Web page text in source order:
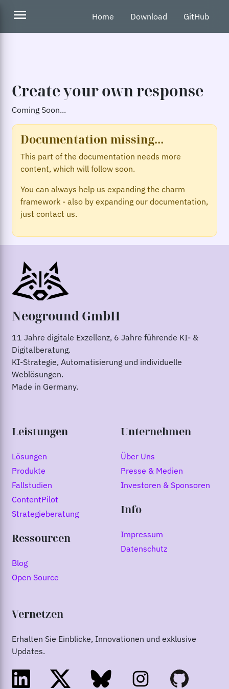
menu Home Download GitHub
Create your own response
Coming Soon...
Documentation missing...
This part of the documentation needs more
content, which will follow soon.
You can always help us expanding the charm
framework - also by expanding our documentation,
just contact us.
Neoground GmbH
11 Jahre digitale Exzellenz, 6 Jahre führende KI- &
Digitalberatung.
KI-Strategie, Automatisierung und individuelle
Weblösungen.
Made in Germany.
Leistungen
Lösungen
Produkte
Fallstudien
ContentPilot
Strategieberatung
Ressourcen
Blog
Open Source
Unternehmen
Über Uns
Presse & Medien
Investoren & Sponsoren
Info
Impressum
Datenschutz
Vernetzen
Erhalten Sie Einblicke, Innovationen und exklusive
Updates.